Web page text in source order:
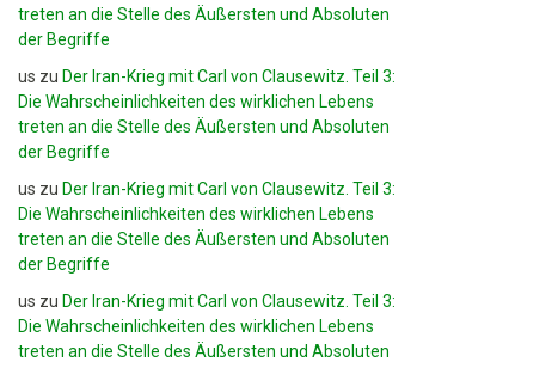
treten an die Stelle des Äußersten und Absoluten
der Begriffe
us zu Der Iran-Krieg mit Carl von Clausewitz. Teil 3:
Die Wahrscheinlichkeiten des wirklichen Lebens
treten an die Stelle des Äußersten und Absoluten
der Begriffe
us zu Der Iran-Krieg mit Carl von Clausewitz. Teil 3:
Die Wahrscheinlichkeiten des wirklichen Lebens
treten an die Stelle des Äußersten und Absoluten
der Begriffe
us zu Der Iran-Krieg mit Carl von Clausewitz. Teil 3:
Die Wahrscheinlichkeiten des wirklichen Lebens
treten an die Stelle des Äußersten und Absoluten